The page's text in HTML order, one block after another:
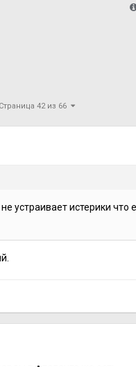
Страница 42 из 66
устраивает истерики